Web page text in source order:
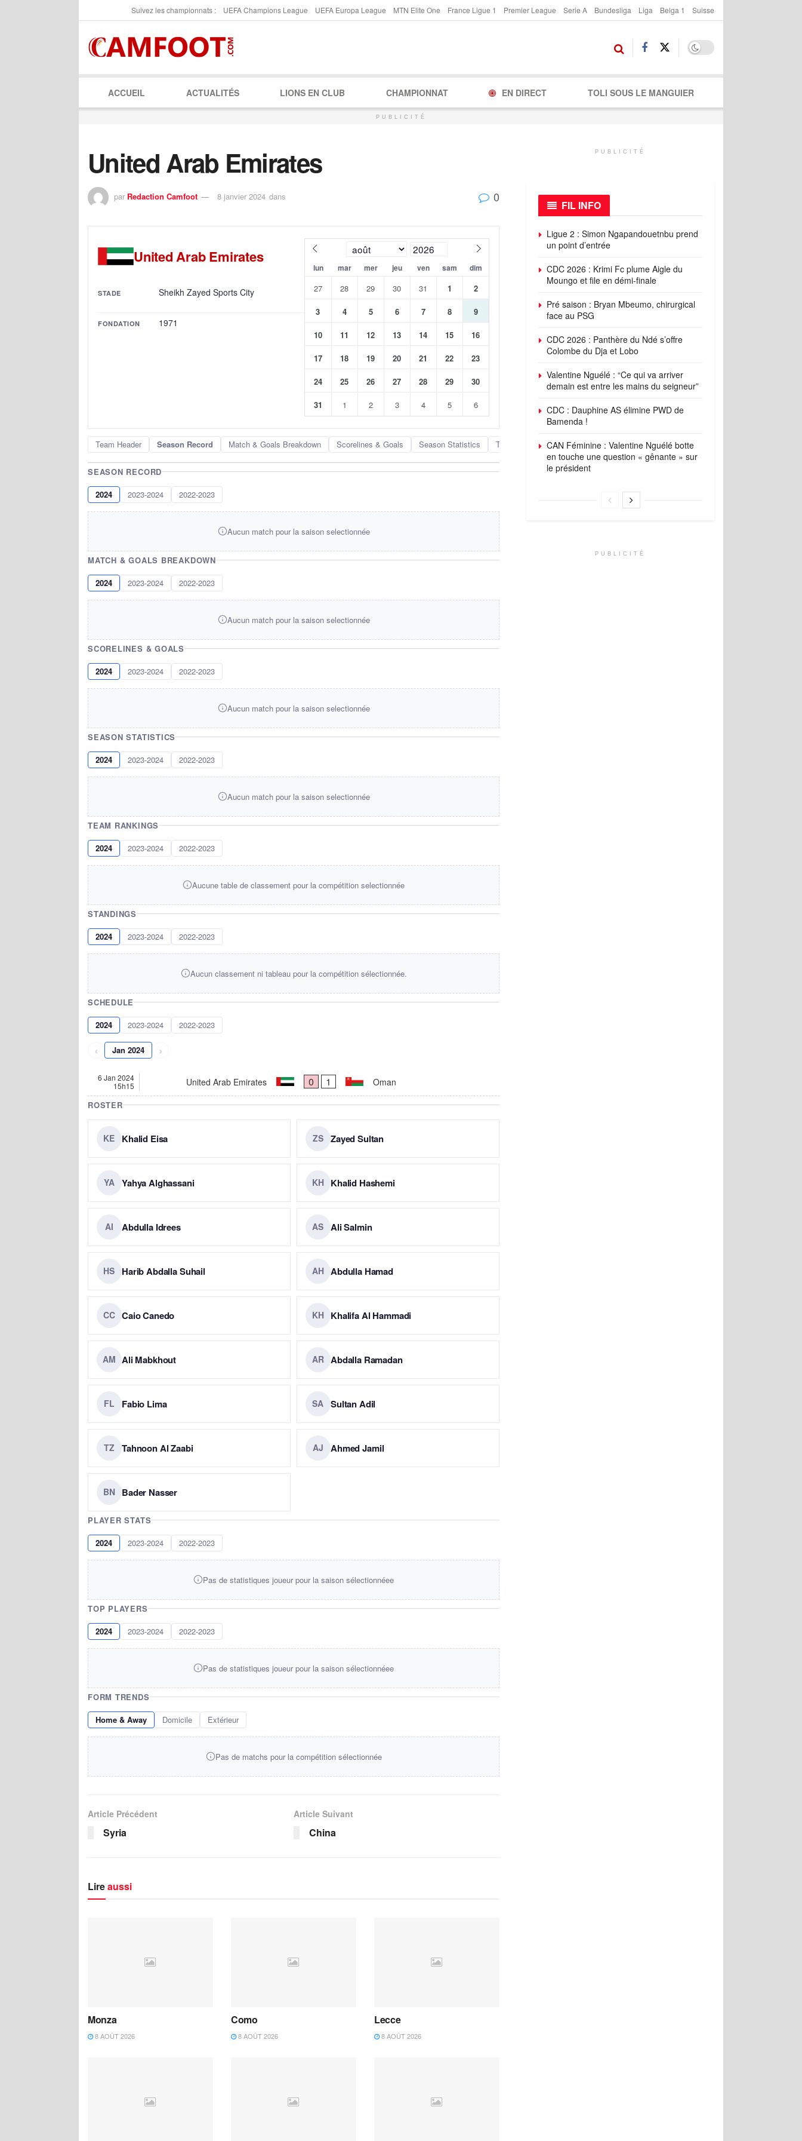
Suivez les championnats : UEFA Champions League UEFA Europa League MTN Elite One France Ligue 1 Premier League Serie A Bundesliga Liga Belga 1 Suisse
ACCUEIL ACTUALITÉS LIONS EN CLUB CHAMPIONNAT EN DIRECT TOLI SOUS LE MANGUIER
PUBLICITÉ
United Arab Emirates
par Redaction Camfoot 8 janvier 2024 dans 0
United Arab Emirates
STADE Sheikh Zayed Sports City
FONDATION 1971
lun mar mer jeu ven sam dim
27 28 29 30 31 1 2
3 4 5 6 7 8 9
10 11 12 13 14 15 16
17 18 19 20 21 22 23
24 25 26 27 28 29 30
31 1 2 3 4 5 6
Team Header Season Record Match & Goals Breakdown Scorelines & Goals Season Statistics Team Rankings Standings Schedule Roster
SEASON RECORD
2024
2023-2024 2022-2023
Aucun match pour la saison selectionnée
MATCH & GOALS BREAKDOWN
2024
2023-2024 2022-2023
Aucun match pour la saison selectionnée
SCORELINES & GOALS
2024
2023-2024 2022-2023
Aucun match pour la saison selectionnée
SEASON STATISTICS
2024
2023-2024 2022-2023
Aucun match pour la saison selectionnée
TEAM RANKINGS
2024
2023-2024 2022-2023
Aucune table de classement pour la compétition selectionnée
STANDINGS
2024
2023-2024 2022-2023
Aucun classement ni tableau pour la compétition sélectionnée.
SCHEDULE
2024
2023-2024 2022-2023
‹ Jan 2024 ›
6 Jan 2024
15h15
United Arab Emirates 0 1 Oman
ROSTER
KE Khalid Eisa ZS Zayed Sultan
YA Yahya Alghassani KH Khalid Hashemi
AI Abdulla Idrees AS Ali Salmin
HS Harib Abdalla Suhail AH Abdulla Hamad
CC Caio Canedo KH Khalifa Al Hammadi
AM Ali Mabkhout AR Abdalla Ramadan
FL Fabio Lima SA Sultan Adil
TZ Tahnoon Al Zaabi AJ Ahmed Jamil
BN Bader Nasser
PLAYER STATS
2024
2023-2024 2022-2023
Pas de statistiques joueur pour la saison sélectionnéee
TOP PLAYERS
2024
2023-2024 2022-2023
Pas de statistiques joueur pour la saison sélectionnéee
FORM TRENDS
Home & Away
Domicile Extérieur
Pas de matchs pour la compétition sélectionnée
Article Précédent
Syria
Article Suivant
China
Lireaussi
Monza
8 AOÛT 2026
Como
8 AOÛT 2026
Lecce
8 AOÛT 2026
PUBLICITÉ
FIL INFO
Ligue 2 : Simon Ngapandouetnbu prend
un point d’entrée
CDC 2026 : Krimi Fc plume Aigle du
Moungo et file en démi-finale
Pré saison : Bryan Mbeumo, chirurgical
face au PSG
CDC 2026 : Panthère du Ndé s’offre
Colombe du Dja et Lobo
Valentine Nguélé : “Ce qui va arriver
demain est entre les mains du seigneur”
CDC : Dauphine AS élimine PWD de
Bamenda !
CAN Féminine : Valentine Nguélé botte
en touche une question « gênante » sur
le président
PUBLICITÉ